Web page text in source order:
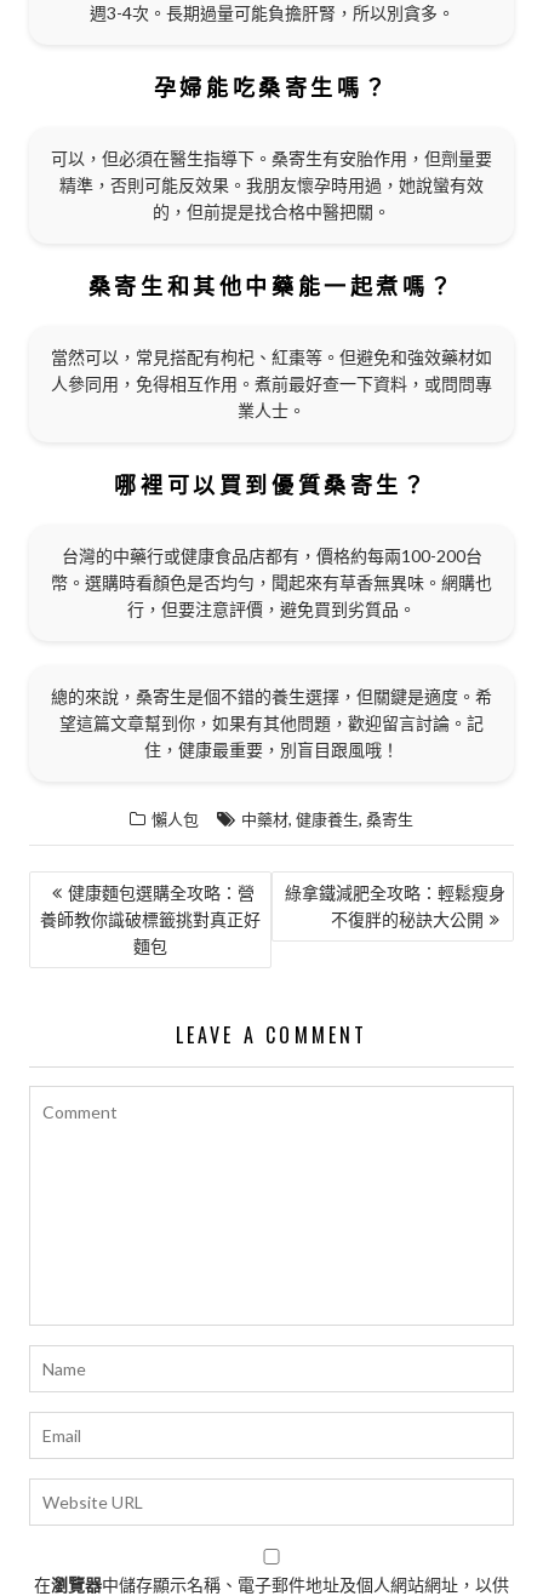
週3-4次。長期過量可能負擔肝腎，所以別貪多。
孕婦能吃桑寄生嗎？
可以，但必須在醫生指導下。桑寄生有安胎作用，但劑量要
精準，否則可能反效果。我朋友懷孕時用過，她說蠻有效
的，但前提是找合格中醫把關。
桑寄生和其他中藥能一起煮嗎？
當然可以，常見搭配有枸杞、紅棗等。但避免和強效藥材如
人參同用，免得相互作用。煮前最好查一下資料，或問問專
業人士。
哪裡可以買到優質桑寄生？
台灣的中藥行或健康食品店都有，價格約每兩100-200台
幣。選購時看顏色是否均勻，聞起來有草香無異味。網購也
行，但要注意評價，避免買到劣質品。
總的來說，桑寄生是個不錯的養生選擇，但關鍵是適度。希
望這篇文章幫到你，如果有其他問題，歡迎留言討論。記
住，健康最重要，別盲目跟風哦！
懶人包 中藥材, 健康養生, 桑寄生
文
章
導
健康麵包選購全攻略：營
養師教你識破標籤挑對真正好
麵包
綠拿鐵減肥全攻略：輕鬆瘦身
不復胖的秘訣大公開
LEAVE A COMMENT
在瀏覽器中儲存顯示名稱、電子郵件地址及個人網站網址，以供